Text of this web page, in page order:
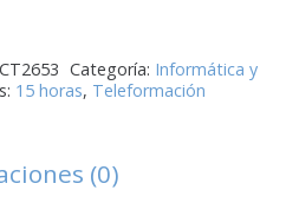
Categoría: Informática y
15 horas, Teleformación
(0)